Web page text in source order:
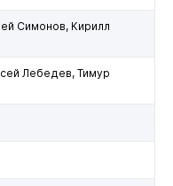
Симонов, Кирилл
Лебедев, Тимур